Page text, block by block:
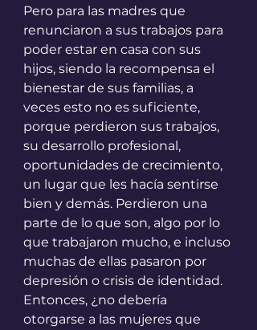
Pero para las madres que
renunciaron a sus trabajos para
poder estar en casa con sus
hijos, siendo la recompensa el
bienestar de sus familias, a
veces esto no es suficiente,
porque perdieron sus trabajos,
su desarrollo profesional,
oportunidades de crecimiento,
un lugar que les hacía sentirse
bien y demás. Perdieron una
parte de lo que son, algo por lo
que trabajaron mucho, e incluso
muchas de ellas pasaron por
depresión o crisis de identidad.
Entonces, ¿no debería
otorgarse a las mujeres que